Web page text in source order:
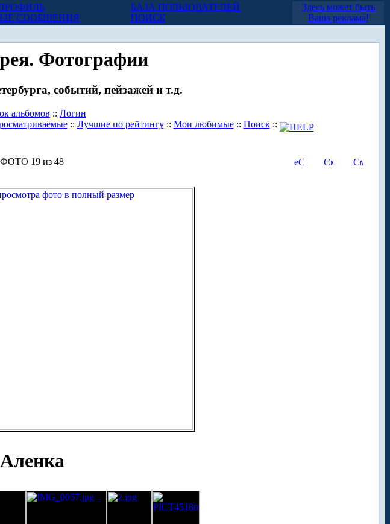
СООБЩЕНИЯ
БАЗА ПОЛЬЗОВАТЕЛЕЙ
ПОИСК
Здесь может быть
Ваша реклама!
Фотографии
событий, пейзажей и т.д.
альбомов :: Логин
:: Лучшие по рейтингу:: Мои любимые:: Поиск::
ФОТО 19 из 48
Аленка